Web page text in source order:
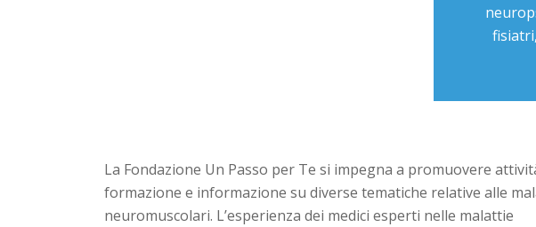
La Fondazione Un Passo per Te si impegna a promuovere
formazione e informazione su diverse tematiche relative alle
neuromuscolari. L’esperienza dei medici esperti nelle malattie